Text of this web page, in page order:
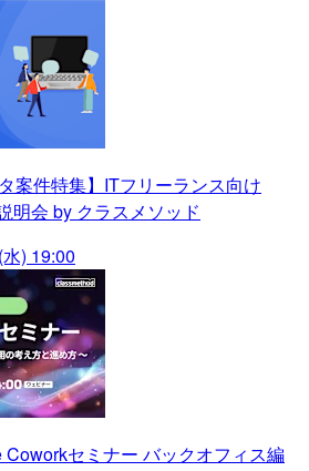
案件特集】ITフリーランス向け
明会 by クラスメソッド
) 19:00
Coworkセミナー バックオフィス編